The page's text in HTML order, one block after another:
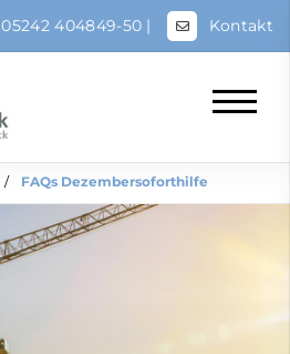
05242 404849-50 | Kontakt
FAQs Dezembersoforthilfe